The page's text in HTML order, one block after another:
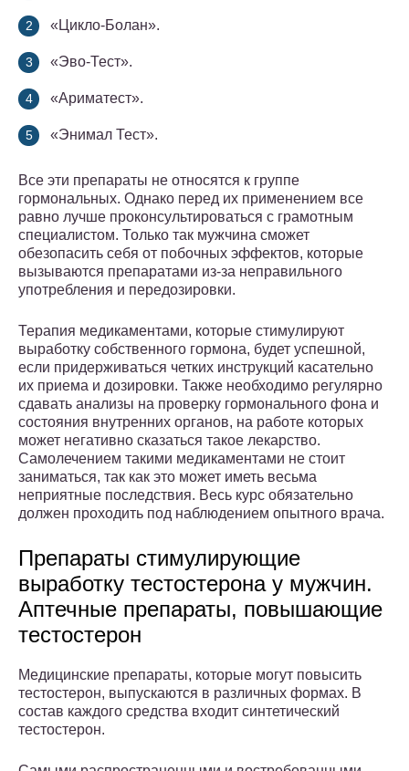
«Цикло-Болан».
«Эво-Тест».
«Ариматест».
«Энимал Тест».
Все эти препараты не относятся к группе
гормональных. Однако перед их применением все
равно лучше проконсультироваться с грамотным
специалистом. Только так мужчина сможет
обезопасить себя от побочных эффектов, которые
вызываются препаратами из-за неправильного
употребления и передозировки.
Терапия медикаментами, которые стимулируют
выработку собственного гормона, будет успешной,
если придерживаться четких инструкций касательно
их приема и дозировки. Также необходимо регулярно
сдавать анализы на проверку гормонального фона и
состояния внутренних органов, на работе которых
может негативно сказаться такое лекарство.
Самолечением такими медикаментами не стоит
заниматься, так как это может иметь весьма
неприятные последствия. Весь курс обязательно
должен проходить под наблюдением опытного врача.
Препараты стимулирующие
выработку тестостерона у мужчин.
Аптечные препараты, повышающие
тестостерон
Медицинские препараты, которые могут повысить
тестостерон, выпускаются в различных формах. В
состав каждого средства входит синтетический
тестостерон.